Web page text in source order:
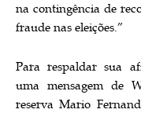
na contingência de
fraude nas eleições.”
Para respaldar sua
uma mensagem de
reserva Mario